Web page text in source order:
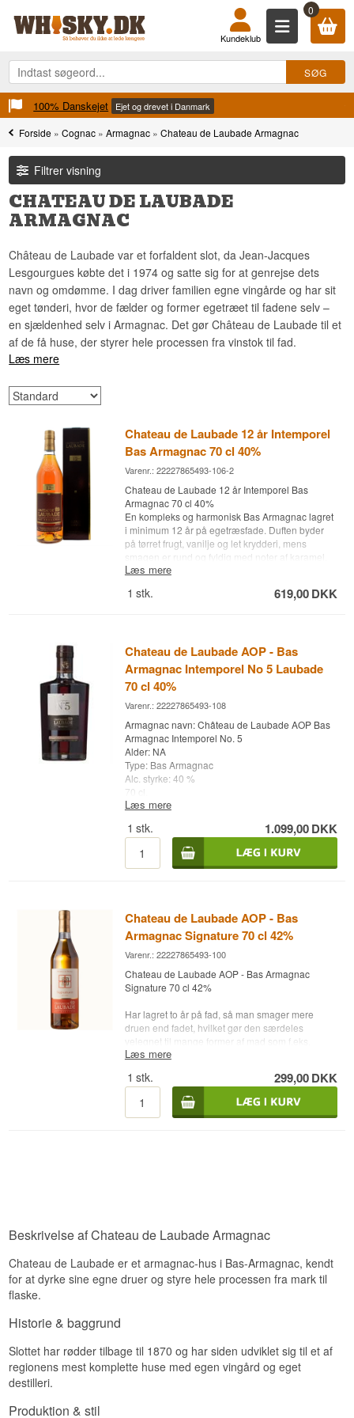
0
Kundeklub
100% Danskejet Ejet og drevet i Danmark
Forside »Cognac »Armagnac »Chateau de Laubade Armagnac
Filtrer visning
CHATEAU DE LAUBADE
ARMAGNAC
Château de Laubade var et forfaldent slot, da Jean-Jacques
Lesgourgues købte det i 1974 og satte sig for at genrejse dets
navn og omdømme. I dag driver familien egne vingårde og har sit
eget tønderi, hvor de fælder og former egetræet til fadene selv –
en sjældenhed selv i Armagnac. Det gør Château de Laubade til et
af de få huse, der styrer hele processen fra vinstok til fad.
Læs mere
Chateau de Laubade 12 år Intemporel
Bas Armagnac 70 cl 40%
Varenr.: 22227865493-106-2
Chateau de Laubade 12 år Intemporel Bas
Armagnac 70 cl 40%
En kompleks og harmonisk Bas Armagnac lagret
i minimum 12 år på egetræsfade. Duften byder
på tørret frugt, vanilje og let krydderi, mens
smagen er rund og fyldig med noter af karamel,
svesker og ristet eg. En elegant spiritus med flot
eller til mørk chokolade.
Alder: 12 år
Type: Bas Armagnac
Alc. styrke: 40 %
70 cl.
Læs mere
1 stk. 619,00DKK
Chateau de Laubade AOP - Bas
Armagnac Intemporel No 5 Laubade
70 cl 40%
Varenr.: 22227865493-108
Armagnac navn: Château de Laubade AOP Bas
Armagnac Intemporel No. 5
Alder: NA
Type: Bas Armagnac
Alc. styrke: 40 %
70 cl.
Cognac VSOP og Cognac XO?
Whisky.dk har alt i cognac som kan nydes i
chesterfieldsofaen med de rigtige cognac glas fra
Riedel.
Læs mere
1 stk. 1.099,00DKK
Chateau de Laubade AOP - Bas
Armagnac Signature 70 cl 42%
Varenr.: 22227865493-100
Chateau de Laubade AOP - Bas Armagnac
Signature 70 cl 42%
Har lagret to år på fad, så man smager mere
druen end fadet, hvilket gør den særdeles
velegnet til mange former af mad som f.eks.
lagrede oste, hvidt kød og fisk.
Armagnac navn: Château de Laubade AOP
Navn: Bas Armagnac Signature
Alder: NA
Type: Bas Armagnac
Riedel.
Læs mere
1 stk. 299,00DKK
Beskrivelse af Chateau de Laubade Armagnac
Chateau de Laubade er et armagnac-hus i Bas-Armagnac, kendt
for at dyrke sine egne druer og styre hele processen fra mark til
flaske.
Historie & baggrund
Slottet har rødder tilbage til 1870 og har siden udviklet sig til et af
regionens mest komplette huse med egen vingård og eget
destilleri.
Produktion & stil